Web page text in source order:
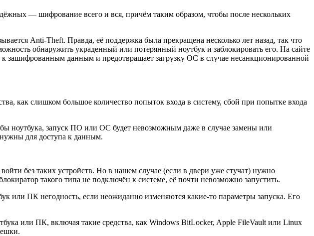
— шифрование всего и вся, причём таким образом, чтобы после нескольких
Anti-Theft. Правда, её поддержка была прекращена несколько лет назад, так что
обнаружить украденный или потерянный ноутбук и заблокировать его. На сайте
зашифрованным данным и предотвращает загрузку ОС в случае несанкционированной
как слишком большое количество попыток входа в систему, сбой при попытке входа
ноутбука, запуск ПО или ОС будет невозможным даже в случае замены или
для доступа к данным.
без таких устройств. Но в нашем случае (если в двери уже стучат) нужно
такого типа не подключён к системе, её почти невозможно запустить.
или ПК негодность, если неожиданно изменяются какие-то параметры запуска. Его
или ПК, включая такие средства, как Windows BitLocker, Apple FileVault или Linux